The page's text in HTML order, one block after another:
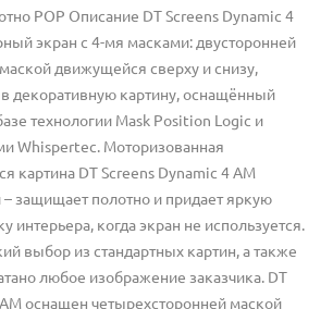
POP Описание DT Screens Dynamic 4
экран с 4-мя масками: двусторонней
движущейся сверху и снизу,
декоративную картину, оснащённый
технологии Mask Position Logic и
Whispertec. Моторизованная
картина DT Screens Dynamic 4 AM
– защищает полотно и придает яркую
интерьера, когда экран не используется.
выбор из стандартных картин, а также
любое изображение заказчика. DT
оснащен четырехсторонней маской